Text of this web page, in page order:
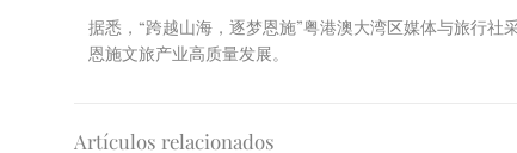
据悉，“跨越山海，逐梦恩施”粤港澳大湾区媒体与旅行
恩施文旅产业高质量发展。
Artículos relacionados